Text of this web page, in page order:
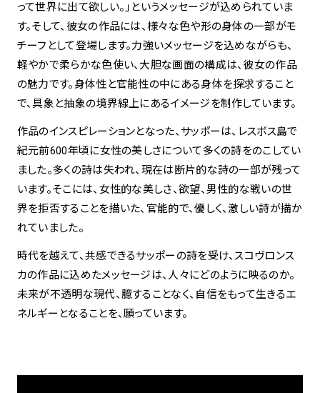
って世界に出て欲しい。」というメッセージが込められていま
す。そして、彼女の作品には、様々な色や形の身体の一部がモ
チーフとして登場します。力強いメッセージを込めながらも、
軽やかで柔らかな色使い、大胆な画面の構成は、彼女の作品
の魅力です。身体性と官能性の中にある身体を探求すること
で、具象と抽象の境界線上にあるイメージを制作しています。
作品のインスピレーションとなった、サッポーは、レスボス島で
紀元前600年頃に女性の美しさについて多くの詩をのこしてい
ました。多くの詩は失われ、現在は断片的な詩の一部が残って
います。そこには、女性的な美しさ、欲望、男性的な戦いの世
界を拒否することを描いた、官能的で、優しく、激しい詩が描か
れていました。
時代を越えて、共感できるサッポーの詩を受け、スコヴロンス
カの作品に込めたメッセージは、人々にどのように映るのか。
未来が不透明な現代、臆することなく、自信をもって生きるエ
ネルギーとなることを、願っています。